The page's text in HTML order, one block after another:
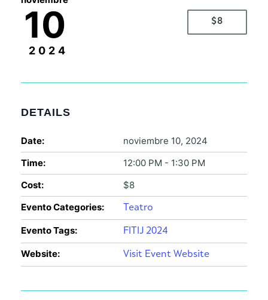
10
2024
$8
DETAILS
Date:
noviembre 10, 2024
Time:
12:00 PM - 1:30 PM
Cost:
$8
Evento Categories:
Teatro
Evento Tags: FITIJ 2024
Website: Visit Event Website